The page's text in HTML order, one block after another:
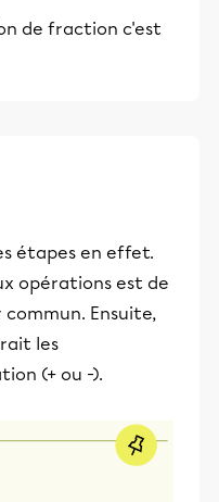
de fraction c'est
étapes en effet.
opérations est de
Ensuite,
les
(+ ou -).